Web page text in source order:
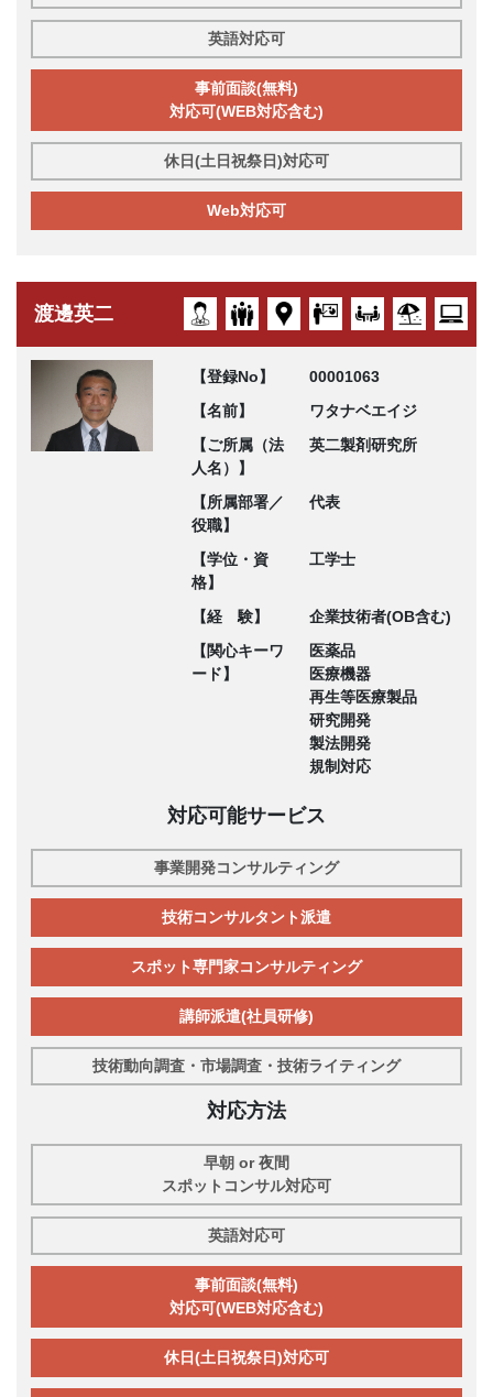
英語対応可
事前面談(無料)
対応可(WEB対応含む)
休日(土日祝祭日)対応可
Web対応可
渡邊英二
【登録No】
00001063
【名前】
ワタナベエイジ
【ご所属（法
人名）】
英二製剤研究所
【所属部署／
役職】
代表
【学位・資
格】
工学士
【経 験】
企業技術者(OB含む)
【関心キーワ
ード】
医薬品
医療機器
再生等医療製品
研究開発
製法開発
規制対応
対応可能サービス
事業開発コンサルティング
技術コンサルタント派遣
スポット専門家コンサルティング
講師派遣(社員研修)
技術動向調査・市場調査・技術ライティング
対応方法
早朝 or 夜間
スポットコンサル対応可
英語対応可
事前面談(無料)
対応可(WEB対応含む)
休日(土日祝祭日)対応可